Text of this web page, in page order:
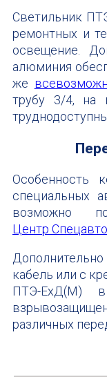
Светильник
ремонтных и
освещение.
алюминия
же
трубу 3/4, на
Особенность
специальных
возможно
Центр
кабель или с
ПТЭ-ЕхД(М) в
различных